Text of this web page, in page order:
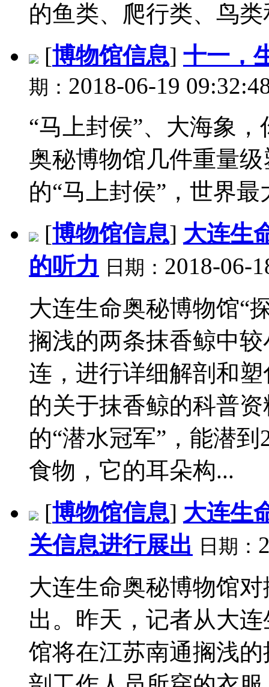
的鱼类、爬行类、鸟
[博物馆信息] 十一，
期： 2018-06-19
“马上封侯”、大海象
奥秘博物馆几件重量
的“马上封侯”，世界
[博物馆信息] 大连生
的听力 日期： 2018-06-
大连生命奥秘博物馆“
搁浅的两条抹香鲸中
连，进行详细解剖和
的关于抹香鲸的科普
的“潜水冠军”，能潜
食物，它的耳朵构...
[博物馆信息] 大连生
关信息进行展出 日期：
大连生命奥秘博物馆
出。昨天，记者从大
馆将在江苏南通搁浅